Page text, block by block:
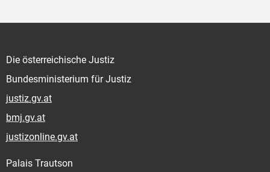
Die österreichische Justiz
Bundesministerium für Justiz
justiz.gv.at
bmj.gv.at
justizonline.gv.at
Palais Trautson